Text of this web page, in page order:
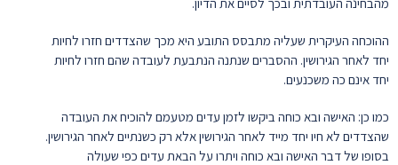
ההוכחה העיקרית שעליה מתבסס התובע היא מכך שהצדדים חזרו לחיות
יחד לאחר הגירושין. ההסברים שנתנה הנתבעת לעובדה שהם חזרו לחיות
יחד אינם כה משכנעים.
כמו כן: האישה ובא כוחה ביקשו לזמן עדים מטעמם להוכיח את העובדה
שהצדדים לא חיו יחד מייד לאחר הגירושין אלא רק כשנתיים לאחר הגירושין.
בסופו של דבר האישה ובא כוחה ויתרו על הבאת עדים כפי שעולה